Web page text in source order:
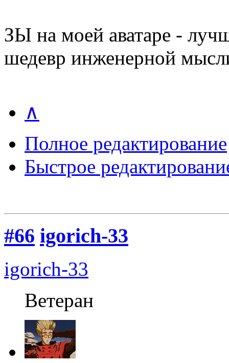
ЗЫ на моей аватаре -
шедевр инженерной
∧
Полное редактирование
Быстрое
#66 igorich-33
igorich-33
Ветеран